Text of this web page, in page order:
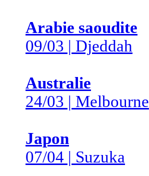
Arabie saoudite
09/03 | Djeddah
Australie
24/03 | Melbourne
Japon
07/04 | Suzuka